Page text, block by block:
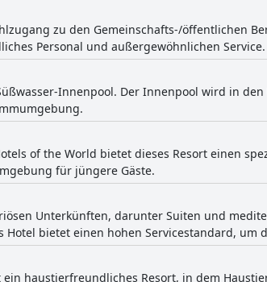
zu den Gemeinschafts-/öffentlichen
Personal und außergewöhnlichen Service.
Innenpool. Der Innenpool wird in
of the World bietet dieses Resort einen
für jüngere Gäste.
Unterkünften, darunter Suiten und
Hotel bietet einen hohen Servicestandard, um
ein haustierfreundliches Resort, in dem